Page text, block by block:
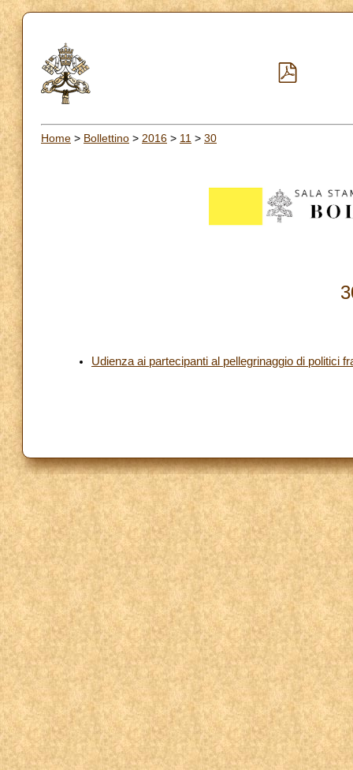
Home > Bollettino > 2016 > 11 > 30
Udienza ai partecipanti al pellegrinaggio di politici